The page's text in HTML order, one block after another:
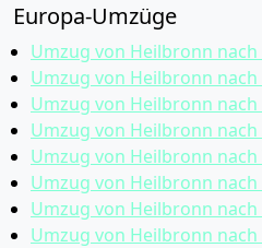
Europa-Umzüge
Umzug von Heilbronn
Umzug von Heilbronn
Umzug von Heilbronn nach
Umzug von Heilbronn nach
Umzug von Heilbronn nach
Umzug von Heilbronn nach
Umzug von Heilbronn
Umzug von Heilbronn